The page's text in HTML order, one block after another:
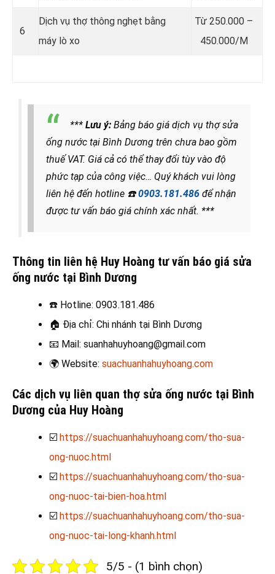
6
Dịch vụ thợ thông nghẹt bằng
máy lò xo
Từ 250.000 –
450.000/M
*** Lưu ý: Bảng báo giá dịch vụ thợ sửa
ống nước tại Bình Dương trên chưa bao gồm
thuế VAT. Giá cả có thể thay đổi tùy vào độ
phức tạp của công việc… Quý khách vui lòng
liên hệ đến hotline ☎️0903.181.486 để nhận
được tư vấn báo giá chính xác nhất. ***
Thông tin liên hệ Huy Hoàng tư vấn báo giá sửa
ống nước tại Bình Dương
☎️ Hotline: 0903.181.486
🏠 Địa chỉ: Chi nhánh tại Bình Dương
📧 Mail: suanhahuyhoang@gmail.com
🌍 Website: suachuanhahuyhoang.com
Các dịch vụ liên quan thợ sửa ống nước tại Bình
Dương của Huy Hoàng
☑️ https://suachuanhahuyhoang.com/tho-sua-
ong-nuoc.html
☑️ https://suachuanhahuyhoang.com/tho-sua-
ong-nuoc-tai-bien-hoa.html
☑️ https://suachuanhahuyhoang.com/tho-sua-
ong-nuoc-tai-long-khanh.html
5/5 - (1 bình chọn)